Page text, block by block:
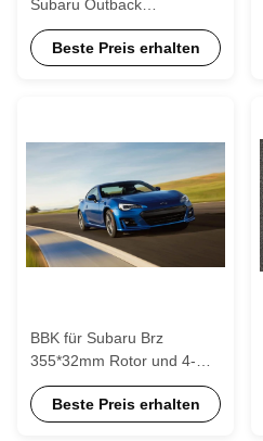
Subaru Outback
Großbremskit, 6 Kolben
Großbrems-Upgrade-Kit
Beste Preis erhalten
BBK für Subaru Brz
355*32mm Rotor und 4-
Kolben-Kaliber BBK Große
Bremssatz
Beste Preis erhalten